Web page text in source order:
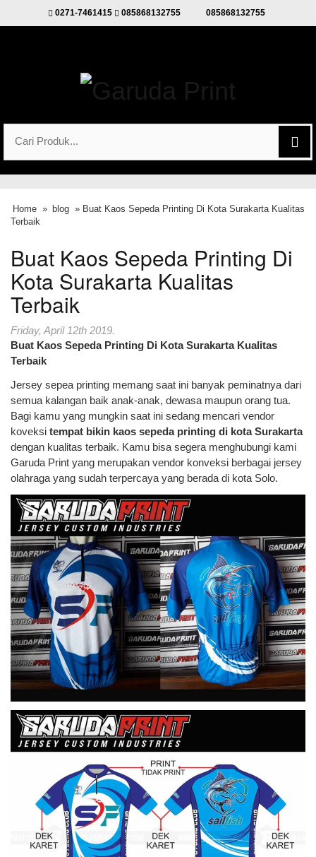
0271-7461415 085868132755 085868132755
Home » blog » Buat Kaos Sepeda Printing Di Kota Surakarta Kualitas
Terbaik
Buat Kaos Sepeda Printing Di
Kota Surakarta Kualitas
Terbaik
Friday, April 12th 2019.
Buat Kaos Sepeda Printing Di Kota Surakarta Kualitas
Terbaik
Jersey sepea printing memang saat ini banyak peminatnya dari
semua kalangan baik anak-anak, dewasa maupun orang tua.
Bagi kamu yang mungkin saat ini sedang mencari vendor
koveksi tempat bikin kaos sepeda printing di kota Surakarta
dengan kualitas terbaik. Kamu bisa segera menghubungi kami
Garuda Print yang merupakan vendor konveksi berbagai jersey
olahraga yang sudah terpercaya yang berada di kota Solo.